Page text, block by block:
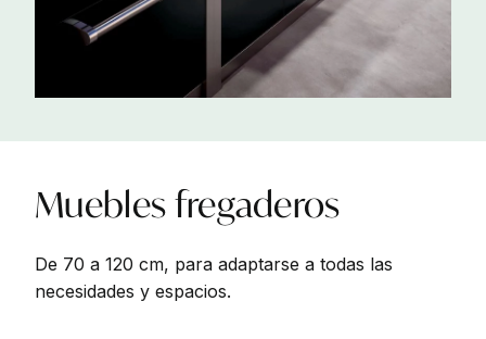
Mueblesfregaderos
De 70 a 120 cm, para adaptarse a todas las
necesidades y espacios.